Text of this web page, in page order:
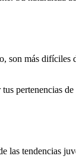
más
pertenencias
tendencias